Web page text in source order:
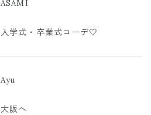
ASAMI
入学式・卒業式コーデ🤍
Ayu
大阪へ